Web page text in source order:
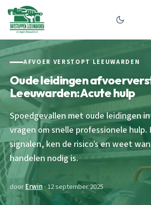
AFVOER VERSTOPT LEEUWARDEN
Oude leidingen
Leeuwarden: Acute hulp
Spoedgevallen met oude leidingen
vragen om snelle professionele hulp.
signalen, ken de risico’s en weet
handelen nodig is.
doorErwin· 12 september 2025